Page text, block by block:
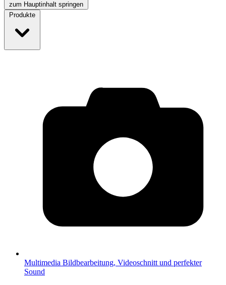
zum Hauptinhalt springen
Produkte
Multimedia Bildbearbeitung, Videoschnitt und perfekter
Sound